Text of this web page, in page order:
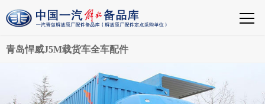
青岛悍威J5M载货车全车配件